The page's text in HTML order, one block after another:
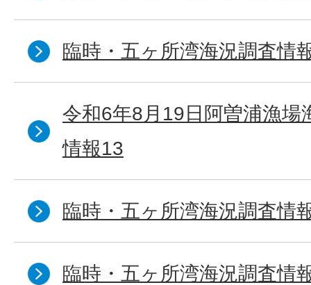
臨時・五ヶ所湾海況調査情
令和6年8月19日阿曽浦漁場
情報13
臨時・五ヶ所湾海況調査情
臨時・五ヶ所湾海況調査情